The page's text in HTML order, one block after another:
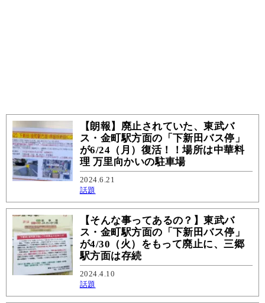
【朗報】廃止されていた、東武バ
ス・金町駅方面の「下新田バス停」
が6/24（月）復活！！場所は中華料
理 万里向かいの駐車場
2024.6.21
話題
【そんな事ってあるの？】東武バ
ス・金町駅方面の「下新田バス停」
が4/30（火）をもって廃止に、三郷
駅方面は存続
2024.4.10
話題